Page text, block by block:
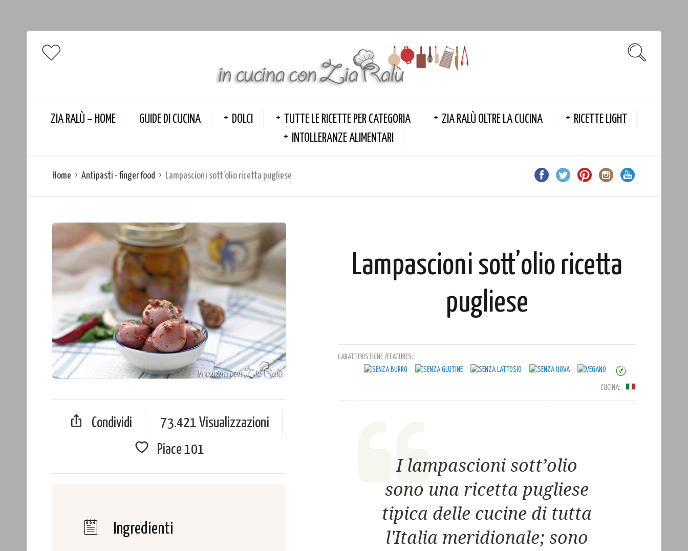
ZIA RALÙ – HOME GUIDE DI CUCINA DOLCI TUTTE LE RICETTE PER CATEGORIA ZIA RALÙ OLTRE LA CUCINA
RICETTE LIGHT
INTOLLERANZE ALIMENTARI
Home Antipasti - finger food Lampascioni sott’olio ricetta pugliese
Condividi
73.421 Visualizzazioni
Piace 101
Ingredienti
Lampascioni sott’olio ricetta
pugliese
CARATTERISTICHE /FEATURES:
CUCINA:
I lampascioni sott’olio
sono una ricetta pugliese
tipica delle cucine di tutta
l'Italia meridionale; sono